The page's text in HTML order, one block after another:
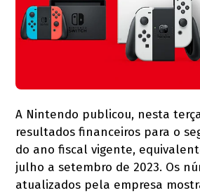
A Nintendo publicou, nesta
resultados financeiros para o
do ano fiscal vigente,
julho a setembro de 2023. Os
atualizados pela empresa